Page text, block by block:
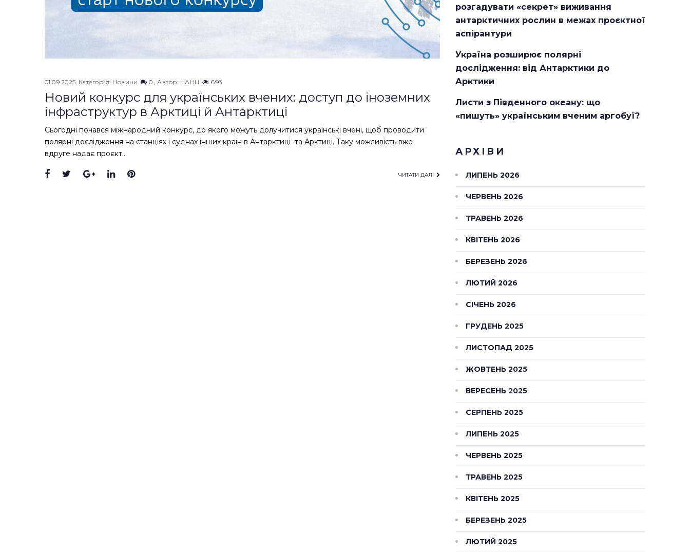
01.09.2025 Категорія: Новини 0 Автор: НАНЦ 693
Новий конкурс для українських вчених: доступ до іноземних
інфраструктур в Арктиці й Антарктиці
Сьогодні почався міжнародний конкурс, до якого можуть долучитися українські вчені, щоб проводити
полярні дослідження на станціях і суднах інших країн в Антарктиці та Арктиці. Таку можливість вже
вдруге надає проєкт…
Facebook
TwitterGoogle+
LinkedInPinterest ЧИТАТИ ДАЛІ
розгадувати «секрет» виживання
антарктичних рослин в межах проєктної
аспірантури
Україна розширює полярні
дослідження: від Антарктики до
Арктики
Листи з Південного океану: що
«пишуть» українським вченим аргобуї?
АРХІВИ
ЛИПЕНЬ 2026
ЧЕРВЕНЬ 2026
ТРАВЕНЬ 2026
КВІТЕНЬ 2026
БЕРЕЗЕНЬ 2026
ЛЮТИЙ 2026
СІЧЕНЬ 2026
ГРУДЕНЬ 2025
ЛИСТОПАД 2025
ЖОВТЕНЬ 2025
ВЕРЕСЕНЬ 2025
СЕРПЕНЬ 2025
ЛИПЕНЬ 2025
ЧЕРВЕНЬ 2025
ТРАВЕНЬ 2025
КВІТЕНЬ 2025
БЕРЕЗЕНЬ 2025
ЛЮТИЙ 2025